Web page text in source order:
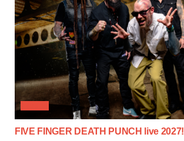
FIVE FINGER DEATH PUNCH live 2027!